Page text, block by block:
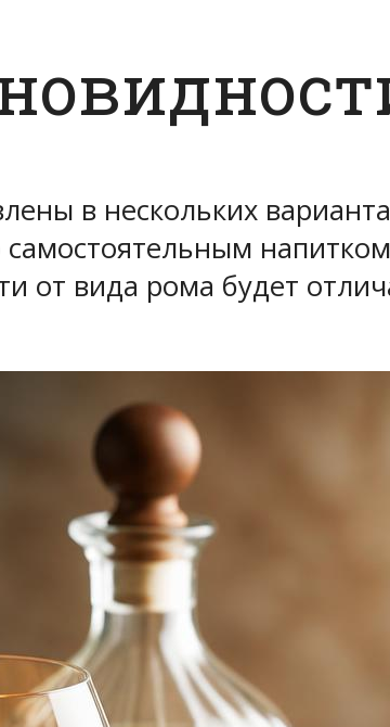
в нескольких
от вида рома будет